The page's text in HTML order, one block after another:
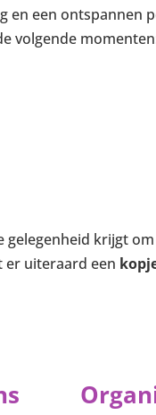
en een ontspannen
volgende
krijgt
er uiteraard een